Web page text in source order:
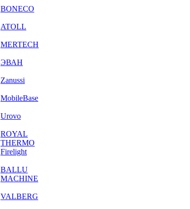
BONECO
ATOLL
MERTECH
ЭВАН
Zanussi
MobileBase
Urovo
ROYAL
THERMO
Firelight
BALLU
MACHINE
VALBERG